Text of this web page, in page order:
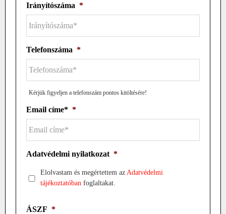
Irányítószáma *
Telefonszáma *
Kérjük figyeljen a telefonszám pontos kitöltésére!
Email címe* *
Adatvédelmi nyilatkozat *
Elolvastam és megértettem az Adatvédelmi
tájékoztatóban foglaltakat.
ÁSZF *